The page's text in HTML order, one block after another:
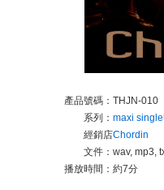
產品號碼： THJN-010
系列： maxi
經銷店Chordin
文件： wav, mp3,
播放時間： 約7分